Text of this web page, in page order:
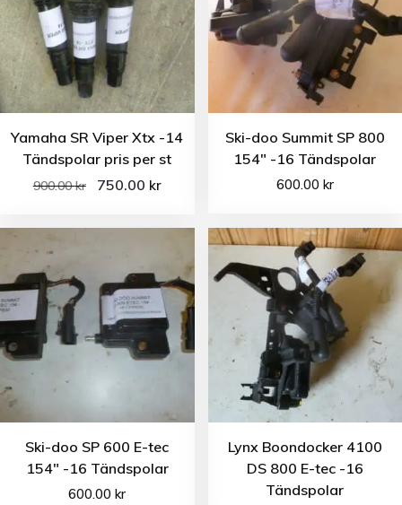
Yamaha SR Viper Xtx -14
Tändspolar pris per st
900.00kr 750.00 kr
Ski-doo Summit SP 800
154″ -16 Tändspolar
600.00 kr
Ski-doo SP 600 E-tec
154″ -16 Tändspolar
600.00kr
Lynx Boondocker 4100
DS 800 E-tec -16
Tändspolar